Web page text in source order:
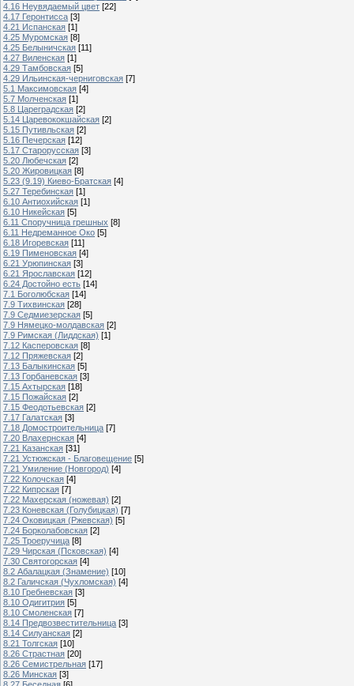
4.16 Неувядаемый цвет [22]
4.17 Геронтисса [3]
4.21 Испанская [1]
4.25 Муромская [8]
4.25 Белыничская [11]
4.27 Виленская [1]
4.29 Тамбовская [5]
4.29 Ильинская-черниговская [7]
5.1 Максимовская [4]
5.7 Молченская [1]
5.8 Цареградская [2]
5.14 Царевококшайская [2]
5.15 Путивльская [2]
5.16 Печерская [12]
5.17 Старорусская [3]
5.20 Любечская [2]
5.20 Жировицкая [8]
5.23 (9.19) Киево-Братская [4]
5.27 Теребинская [1]
6.10 Антиохийская [1]
6.10 Никейская [5]
6.11 Споручница грешных [8]
6.11 Недреманное Око [5]
6.18 Игоревская [11]
6.19 Пименовская [4]
6.21 Урюпинская [3]
6.21 Ярославская [12]
6.24 Достойно есть [14]
7.1 Боголюбская [14]
7.9 Тихвинская [28]
7.9 Седмиезерская [5]
7.9 Нямецко-молдавская [2]
7.9 Римская (Лиддская) [1]
7.12 Касперовская [8]
7.12 Пряжевская [2]
7.13 Балыкинская [5]
7.13 Горбаневская [3]
7.15 Ахтырская [18]
7.15 Пожайская [2]
7.15 Феодотьевская [2]
7.17 Галатская [3]
7.18 Домостроительница [7]
7.20 Влахернская [4]
7.21 Казанская [31]
7.21 Устюжская - Благовещение [5]
7.21 Умиление (Новгород) [4]
7.22 Колочская [4]
7.22 Кипрская [7]
7.22 Махерская (ножевая) [2]
7.23 Коневская (Голубицкая) [7]
7.24 Оковицкая (Ржевская) [5]
7.24 Борколабовская [2]
7.25 Троеручица [8]
7.29 Чирская (Псковская) [4]
7.30 Святогорская [4]
8.2 Абалацкая (Знамение) [10]
8.2 Галичская (Чухломская) [4]
8.10 Гребневская [3]
8.10 Одигитрия [5]
8.10 Смоленская [7]
8.14 Предвозвестительница [3]
8.14 Силуанская [2]
8.21 Толгская [10]
8.26 Страстная [20]
8.26 Семистрельная [17]
8.26 Минская [3]